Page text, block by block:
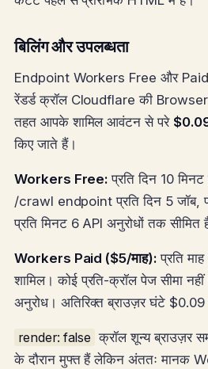
बिलिंग और उपलब्धता
Endpoint Workers Free और Paid
रेंडर्ड क्रॉल Cloudflare की
तहत आपके शामिल आवंटन से परे $0.09
किए जाते हैं।
Workers Free: प्रति दिन 10
/crawl endpoint प्रति दिन 5 जॉब,
प्रति मिनट 6 API अनुरोधों तक सीमित
Workers Paid ($5/माह):प्रति
शामिल। कोई प्रति-क्रॉल पेज सीमा
अनुरोध। अतिरिक्त ब्राउज़र घंटे $0.09
render: false क्रॉल शून्य ब्राउज़र
के दौरान मुफ्त हैं लेकिन अंततः मानक